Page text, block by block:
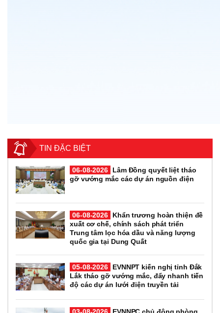
TIN ĐẶC BIỆT
06-08-2026
Lâm Đồng quyết liệt tháo
gỡ vướng mắc các dự án nguồn điện
06-08-2026
Khẩn trương hoàn thiện đề
xuất cơ chế, chính sách phát triển
Trung tâm lọc hóa dầu và năng lượng
quốc gia tại Dung Quất
05-08-2026
EVNNPT kiến nghị tỉnh Đắk
Lắk tháo gỡ vướng mắc, đẩy nhanh tiến
độ các dự án lưới điện truyền tải